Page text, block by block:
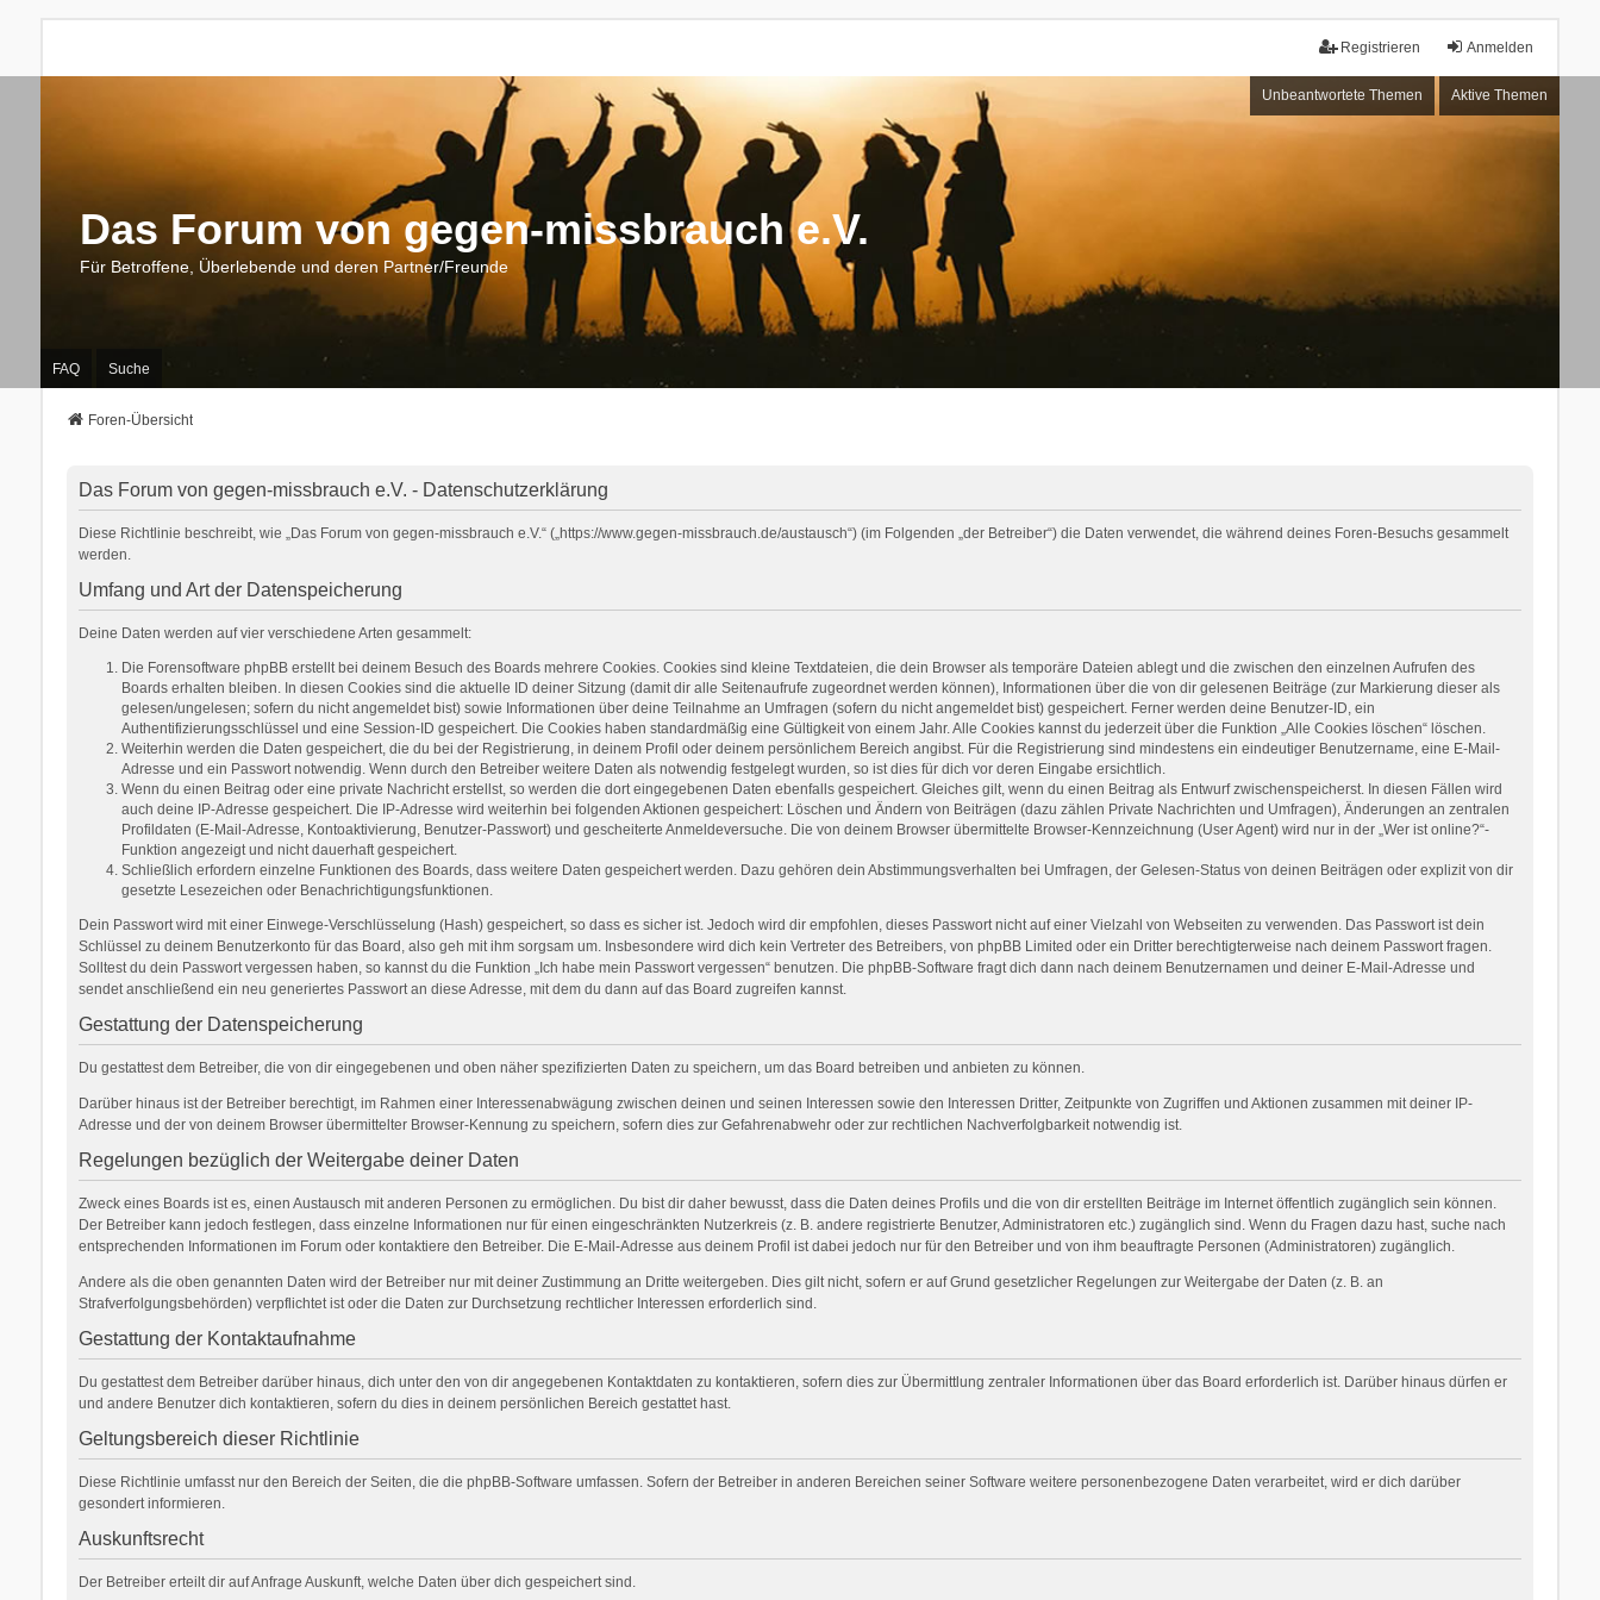
Anmelden
Registrieren
Unbeantwortete Themen Aktive Themen
Das Forum von gegen-missbrauch e.V.
Für Betroffene, Überlebende und deren Partner/Freunde
FAQ Suche
Foren-Übersicht
Das Forum von gegen-missbrauch e.V. - Datenschutzerklärung
Diese Richtlinie beschreibt, wie „Das Forum von gegen-missbrauch e.V.“ („https://www.gegen-missbrauch.de/austausch“) (im Folgenden „der Betreiber“) die Daten verwendet, die während deines Foren-Besuchs gesammelt
werden.
Umfang und Art der Datenspeicherung
Deine Daten werden auf vier verschiedene Arten gesammelt:
Die Forensoftware phpBB erstellt bei deinem Besuch des Boards mehrere Cookies. Cookies sind kleine Textdateien, die dein Browser als temporäre Dateien ablegt und die zwischen den einzelnen Aufrufen des
Boards erhalten bleiben. In diesen Cookies sind die aktuelle ID deiner Sitzung (damit dir alle Seitenaufrufe zugeordnet werden können), Informationen über die von dir gelesenen Beiträge (zur Markierung dieser als
gelesen/ungelesen; sofern du nicht angemeldet bist) sowie Informationen über deine Teilnahme an Umfragen (sofern du nicht angemeldet bist) gespeichert. Ferner werden deine Benutzer-ID, ein
Authentifizierungsschlüssel und eine Session-ID gespeichert. Die Cookies haben standardmäßig eine Gültigkeit von einem Jahr. Alle Cookies kannst du jederzeit über die Funktion „Alle Cookies löschen“ löschen.
Weiterhin werden die Daten gespeichert, die du bei der Registrierung, in deinem Profil oder deinem persönlichem Bereich angibst. Für die Registrierung sind mindestens ein eindeutiger Benutzername, eine E-Mail-
Adresse und ein Passwort notwendig. Wenn durch den Betreiber weitere Daten als notwendig festgelegt wurden, so ist dies für dich vor deren Eingabe ersichtlich.
Wenn du einen Beitrag oder eine private Nachricht erstellst, so werden die dort eingegebenen Daten ebenfalls gespeichert. Gleiches gilt, wenn du einen Beitrag als Entwurf zwischenspeicherst. In diesen Fällen wird
auch deine IP-Adresse gespeichert. Die IP-Adresse wird weiterhin bei folgenden Aktionen gespeichert: Löschen und Ändern von Beiträgen (dazu zählen Private Nachrichten und Umfragen), Änderungen an zentralen
Profildaten (E-Mail-Adresse, Kontoaktivierung, Benutzer-Passwort) und gescheiterte Anmeldeversuche. Die von deinem Browser übermittelte Browser-Kennzeichnung (User Agent) wird nur in der „Wer ist online?“-
Funktion angezeigt und nicht dauerhaft gespeichert.
Schließlich erfordern einzelne Funktionen des Boards, dass weitere Daten gespeichert werden. Dazu gehören dein Abstimmungsverhalten bei Umfragen, der Gelesen-Status von deinen Beiträgen oder explizit von dir
gesetzte Lesezeichen oder Benachrichtigungsfunktionen.
Dein Passwort wird mit einer Einwege-Verschlüsselung (Hash) gespeichert, so dass es sicher ist. Jedoch wird dir empfohlen, dieses Passwort nicht auf einer Vielzahl von Webseiten zu verwenden. Das Passwort ist dein
Schlüssel zu deinem Benutzerkonto für das Board, also geh mit ihm sorgsam um. Insbesondere wird dich kein Vertreter des Betreibers, von phpBB Limited oder ein Dritter berechtigterweise nach deinem Passwort fragen.
Solltest du dein Passwort vergessen haben, so kannst du die Funktion „Ich habe mein Passwort vergessen“ benutzen. Die phpBB-Software fragt dich dann nach deinem Benutzernamen und deiner E-Mail-Adresse und
sendet anschließend ein neu generiertes Passwort an diese Adresse, mit dem du dann auf das Board zugreifen kannst.
Gestattung der Datenspeicherung
Du gestattest dem Betreiber, die von dir eingegebenen und oben näher spezifizierten Daten zu speichern, um das Board betreiben und anbieten zu können.
Darüber hinaus ist der Betreiber berechtigt, im Rahmen einer Interessenabwägung zwischen deinen und seinen Interessen sowie den Interessen Dritter, Zeitpunkte von Zugriffen und Aktionen zusammen mit deiner IP-
Adresse und der von deinem Browser übermittelter Browser-Kennung zu speichern, sofern dies zur Gefahrenabwehr oder zur rechtlichen Nachverfolgbarkeit notwendig ist.
Regelungen bezüglich der Weitergabe deiner Daten
Zweck eines Boards ist es, einen Austausch mit anderen Personen zu ermöglichen. Du bist dir daher bewusst, dass die Daten deines Profils und die von dir erstellten Beiträge im Internet öffentlich zugänglich sein können.
Der Betreiber kann jedoch festlegen, dass einzelne Informationen nur für einen eingeschränkten Nutzerkreis (z. B. andere registrierte Benutzer, Administratoren etc.) zugänglich sind. Wenn du Fragen dazu hast, suche nach
entsprechenden Informationen im Forum oder kontaktiere den Betreiber. Die E-Mail-Adresse aus deinem Profil ist dabei jedoch nur für den Betreiber und von ihm beauftragte Personen (Administratoren) zugänglich.
Andere als die oben genannten Daten wird der Betreiber nur mit deiner Zustimmung an Dritte weitergeben. Dies gilt nicht, sofern er auf Grund gesetzlicher Regelungen zur Weitergabe der Daten (z. B. an
Strafverfolgungsbehörden) verpflichtet ist oder die Daten zur Durchsetzung rechtlicher Interessen erforderlich sind.
Gestattung der Kontaktaufnahme
Du gestattest dem Betreiber darüber hinaus, dich unter den von dir angegebenen Kontaktdaten zu kontaktieren, sofern dies zur Übermittlung zentraler Informationen über das Board erforderlich ist. Darüber hinaus dürfen er
und andere Benutzer dich kontaktieren, sofern du dies in deinem persönlichen Bereich gestattet hast.
Geltungsbereich dieser Richtlinie
Diese Richtlinie umfasst nur den Bereich der Seiten, die die phpBB-Software umfassen. Sofern der Betreiber in anderen Bereichen seiner Software weitere personenbezogene Daten verarbeitet, wird er dich darüber
gesondert informieren.
Auskunftsrecht
Der Betreiber erteilt dir auf Anfrage Auskunft, welche Daten über dich gespeichert sind.